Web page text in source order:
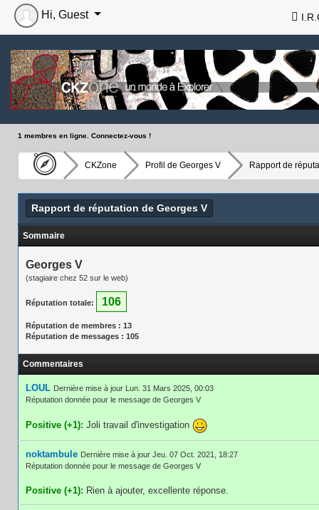
Hi, Guest
1 membres en ligne. Connectez-vous !
CKZone Profil de Georges V Rapport de
Rapport de réputation de Georges V
Sommaire
Georges V
(stagiaire chez 52 sur le web)
Réputation totale: 106
Réputation de membres : 13
Réputation de messages : 105
Commentaires
LOUL Dernière mise à jour Lun. 31 Mars 2025, 00:03
Réputation donnée pour le message de Georges V
Positive (+1): Joli travail d'investigation
noktambule Dernière mise à jour Jeu. 07 Oct. 2021, 18:27
Réputation donnée pour le message de Georges V
Positive (+1): Rien à ajouter, excellente réponse.